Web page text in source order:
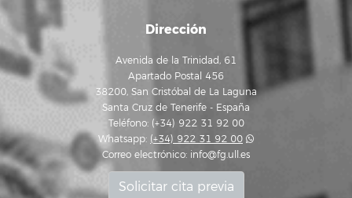
Dirección
Avenida de la Trinidad, 61
Apartado Postal 456
38200, San Cristóbal de La Laguna
Santa Cruz de Tenerife - España
Teléfono: (+34) 922 31 92 00
Whatsapp: (+34) 922 31 92 00
Correo electrónico: info@fg.ull.es
Solicitar cita previa